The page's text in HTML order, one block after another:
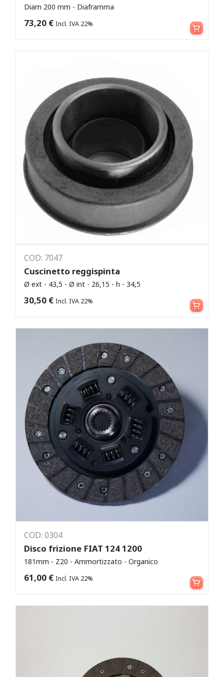
Diam 200 mm - Diaframma
73,20 € Incl. IVA 22% Aggiungi al carrello
COD: 7047
Cuscinetto reggispinta
Ø ext - 43,5 - Ø int - 26,15 - h - 34,5
30,50 € Incl. IVA 22% Aggiungi al carrello
COD: 0304
Disco frizione FIAT 124 1200
181mm - Z20 - Ammortizzato - Organico
61,00 € Incl. IVA 22% Aggiungi al carrello